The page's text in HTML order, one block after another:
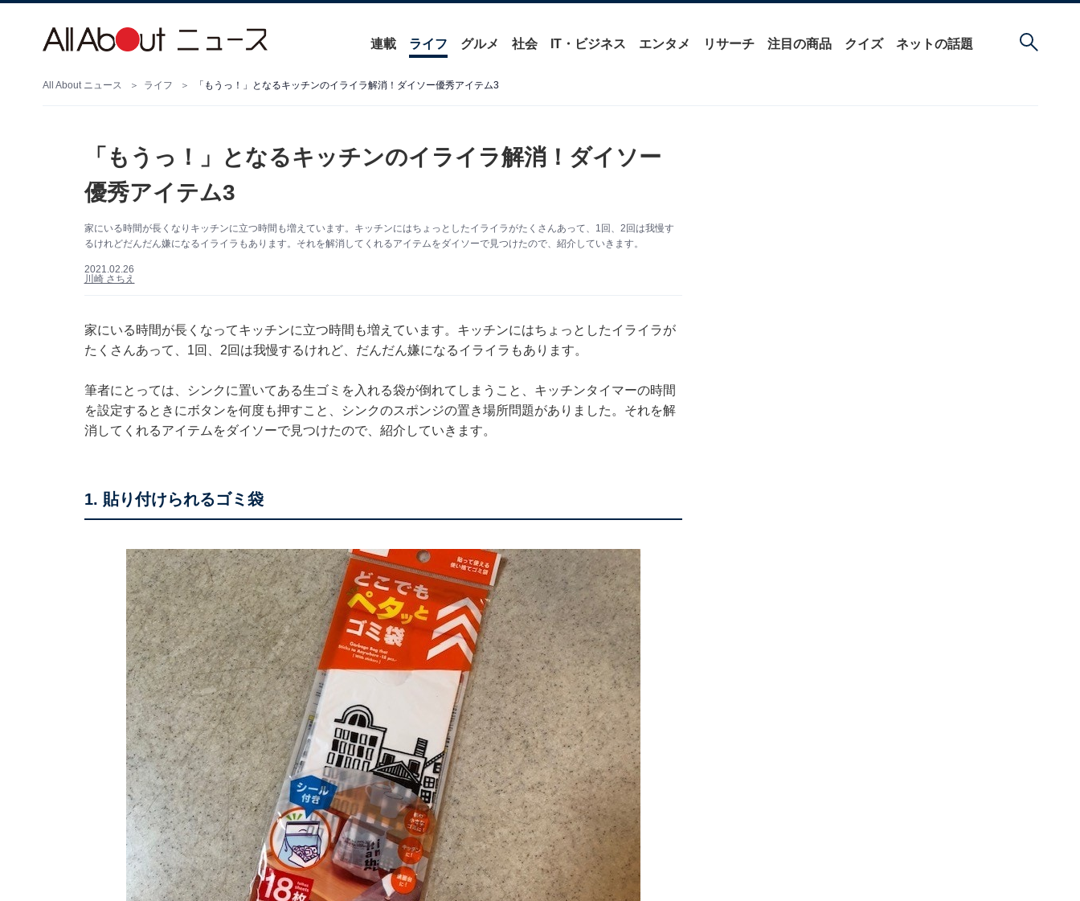
連載 ライフ グルメ 社会 IT・ビジネス エンタメ リサーチ 注目の商品 クイズ ネットの話題
All About ニュース ライフ 「もうっ！」となるキッチンのイライラ解消！ダイソー優秀アイテム3
「もうっ！」となるキッチンのイライラ解消！ダイソー
優秀アイテム3
家にいる時間が長くなりキッチンに立つ時間も増えています。キッチンにはちょっとしたイライラがたくさんあって、1回、2回は我慢す
るけれどだんだん嫌になるイライラもあります。それを解消してくれるアイテムをダイソーで見つけたので、紹介していきます。
2021.02.26
川崎 さちえ
家にいる時間が長くなってキッチンに立つ時間も増えています。キッチンにはちょっとしたイライラが
たくさんあって、1回、2回は我慢するけれど、だんだん嫌になるイライラもあります。
筆者にとっては、シンクに置いてある生ゴミを入れる袋が倒れてしまうこと、キッチンタイマーの時間
を設定するときにボタンを何度も押すこと、シンクのスポンジの置き場所問題がありました。それを解
消してくれるアイテムをダイソーで見つけたので、紹介していきます。
1. 貼り付けられるゴミ袋